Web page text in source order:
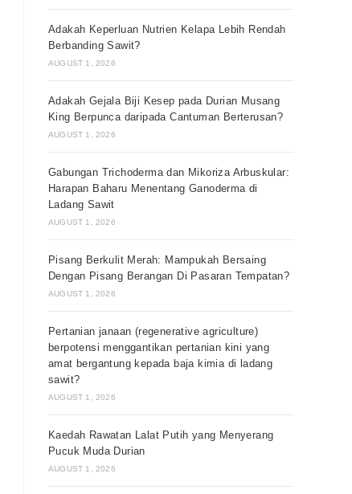
Adakah Keperluan Nutrien Kelapa Lebih Rendah
Berbanding Sawit?
AUGUST 1, 2026
Adakah Gejala Biji Kesep pada Durian Musang
King Berpunca daripada Cantuman Berterusan?
AUGUST 1, 2026
Gabungan Trichoderma dan Mikoriza Arbuskular:
Harapan Baharu Menentang Ganoderma di
Ladang Sawit
AUGUST 1, 2026
Pisang Berkulit Merah: Mampukah Bersaing
Dengan Pisang Berangan Di Pasaran Tempatan?
AUGUST 1, 2026
Pertanian janaan (regenerative agriculture)
berpotensi menggantikan pertanian kini yang
amat bergantung kepada baja kimia di ladang
sawit?
AUGUST 1, 2026
Kaedah Rawatan Lalat Putih yang Menyerang
Pucuk Muda Durian
AUGUST 1, 2026